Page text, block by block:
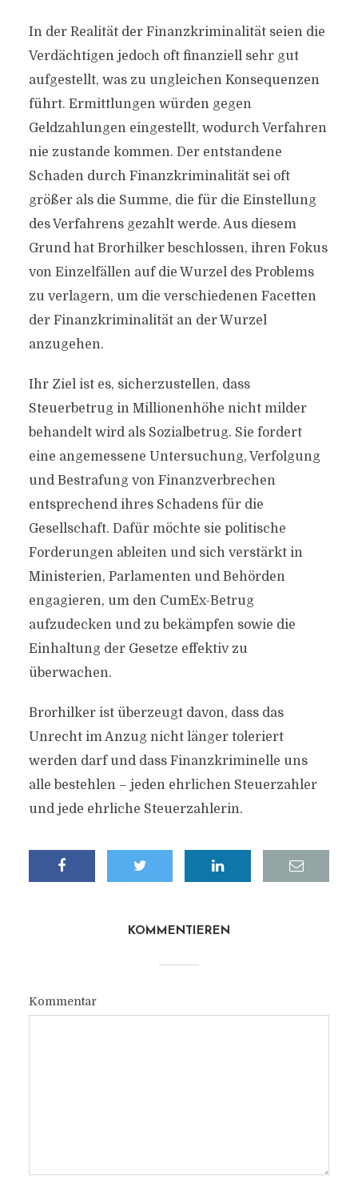
In der Realität der Finanzkriminalität seien die
Verdächtigen jedoch oft finanziell sehr gut
aufgestellt, was zu ungleichen Konsequenzen
führt. Ermittlungen würden gegen
Geldzahlungen eingestellt, wodurch Verfahren
nie zustande kommen. Der entstandene
Schaden durch Finanzkriminalität sei oft
größer als die Summe, die für die Einstellung
des Verfahrens gezahlt werde. Aus diesem
Grund hat Brorhilker beschlossen, ihren Fokus
von Einzelfällen auf die Wurzel des Problems
zu verlagern, um die verschiedenen Facetten
der Finanzkriminalität an der Wurzel
anzugehen.
Ihr Ziel ist es, sicherzustellen, dass
Steuerbetrug in Millionenhöhe nicht milder
behandelt wird als Sozialbetrug. Sie fordert
eine angemessene Untersuchung, Verfolgung
und Bestrafung von Finanzverbrechen
entsprechend ihres Schadens für die
Gesellschaft. Dafür möchte sie politische
Forderungen ableiten und sich verstärkt in
Ministerien, Parlamenten und Behörden
engagieren, um den CumEx-Betrug
aufzudecken und zu bekämpfen sowie die
Einhaltung der Gesetze effektiv zu
überwachen.
Brorhilker ist überzeugt davon, dass das
Unrecht im Anzug nicht länger toleriert
werden darf und dass Finanzkriminelle uns
alle bestehlen – jeden ehrlichen Steuerzahler
und jede ehrliche Steuerzahlerin.
KOMMENTIEREN
Kommentar